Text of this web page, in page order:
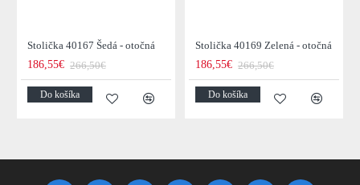
Stolička 40167 Šedá - otočná
186,55€ 266,50€
Do košíka
Stolička 40169 Zelená - otočná
186,55€ 266,50€
Do košíka